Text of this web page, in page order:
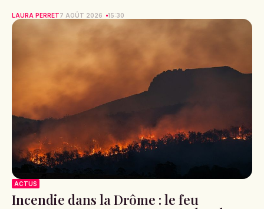
LAURA PERRET7 AOÛT 2026 15:30
ACTUS
Incendie dans la Drôme : le feu